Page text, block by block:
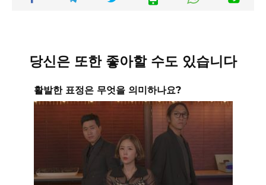
당신은 또한 좋아할 수도 있습니다
활발한 표정은 무엇을 의미하나요?